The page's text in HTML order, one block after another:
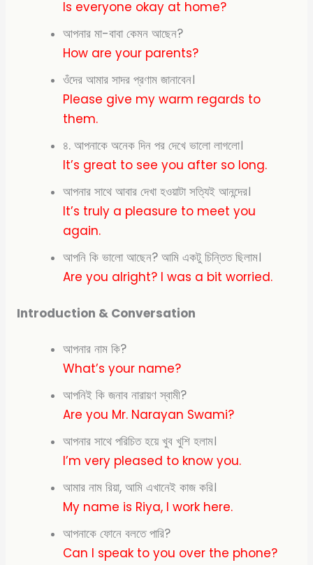
Is everyone okay at home?
আপনার মা-বাবা কেমন আছেন?
How are your parents?
ওঁদের আমার সাদর প্রণাম জানাবেন।
Please give my warm regards to
them.
৪. আপনাকে অনেক দিন পর দেখে ভালো লাগলো।
It’s great to see you after so long.
আপনার সাথে আবার দেখা হওয়াটা সত্যিই আনন্দের।
It’s truly a pleasure to meet you
again.
আপনি কি ভালো আছেন? আমি একটু চিন্তিত ছিলাম।
Areyou alright? I was a bit worried.
Introduction & Conversation
আপনার নাম কি?
What’s your name?
আপনিই কি জনাব নারায়ণ স্বামী?
Are you Mr. Narayan Swami?
আপনার সাথে পরিচিত হয়ে খুব খুশি হলাম।
I’m very pleased to know you.
আমার নাম রিয়া, আমি এখানেই কাজ করি।
My name is Riya, I work here.
আপনাকে ফোনে বলতে পারি?
Can I speak to you over the phone?